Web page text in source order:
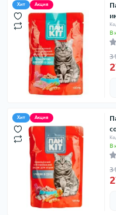
Хит Акция
В
Хит Акция
В